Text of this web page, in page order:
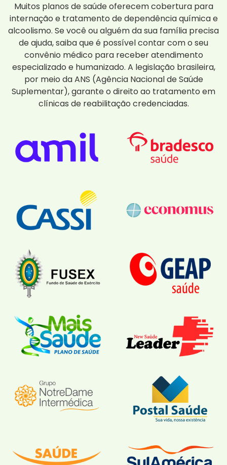
Muitos planos de saúde oferecem cobertura para
internação e tratamento de dependência química e
alcoolismo. Se você ou alguém da sua família precisa
de ajuda, saiba que é possível contar com o seu
convênio médico para receber atendimento
especializado e humanizado. A legislação brasileira,
por meio da ANS (Agência Nacional de Saúde
Suplementar), garante o direito ao tratamento em
clínicas de reabilitação credenciadas.